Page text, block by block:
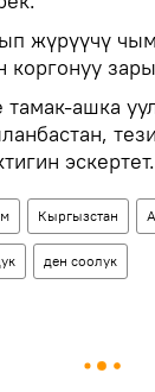
жүрүүчү
коргонуу
тамак-ашка
эскертет.
Кыргызстан
ден соолук